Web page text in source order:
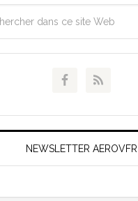
NEWSLETTER AEROVFR